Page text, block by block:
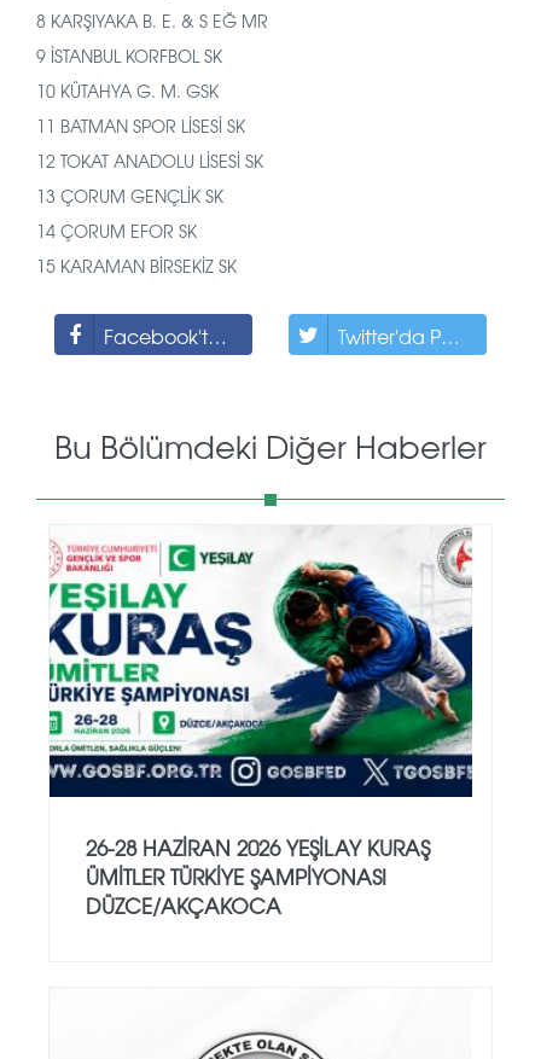
8 KARŞIYAKA B. E. & S EĞ MR
9 İSTANBUL KORFBOL SK
10 KÜTAHYA G. M. GSK
11 BATMAN SPOR LİSESİ SK
12 TOKAT ANADOLU LİSESİ SK
13 ÇORUM GENÇLİK SK
14 ÇORUM EFOR SK
15 KARAMAN BİRSEKİZ SK
Facebook'ta Paylaş Twitter'da Paylaş
Bu Bölümdeki Diğer Haberler
26-28 HAZİRAN 2026 YEŞİLAY KURAŞ
ÜMİTLER TÜRKİYE ŞAMPİYONASI
DÜZCE/AKÇAKOCA